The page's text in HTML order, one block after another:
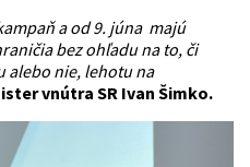
a od 9. júna majú
bez ohľadu na to, či
alebo nie, lehotu na
vnútra SR Ivan Šimko.